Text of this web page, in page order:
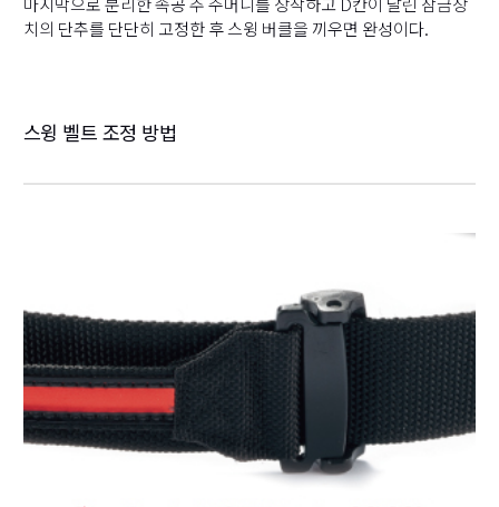
치의 단추를 단단히 고정한 후 스윙 버클을 끼우면 완성이다.
스윙 벨트 조정 방법